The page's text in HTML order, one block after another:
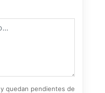
quedan pendientes de